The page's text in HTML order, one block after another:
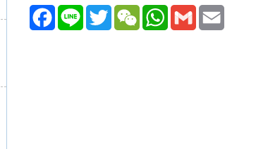
Facebook
Line TwitterWeChatWhatsApp
Gmail